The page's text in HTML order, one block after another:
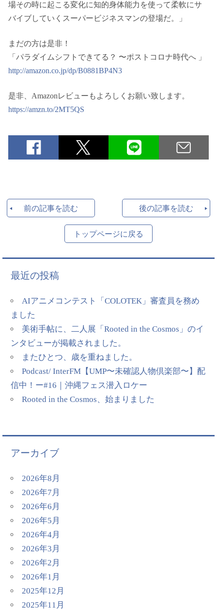
場その時に起こる変化に知的身体能力を使って柔軟にサ
バイブしていくスーパービジネスマンの登場だ。」
まだの方は是非！
「パラダイムシフトできてる？ 〜ポストコロナ時代へ 」
http://amazon.co.jp/dp/B0881BP4N3
是非、Amazonレビューもよろしくお願い致します。
https://amzn.to/2MT5QS
前の記事を読む 後の記事を読む
トップページに戻る
最近の投稿
AIアニメコンテスト「COLOTEK」審査員を務め
ました
美術手帖に、二人展「Rooted in the Cosmos」のイ
ンタビューが掲載されました。
またひとつ、歳を重ねました。
Podcast/ InterFM【UMP〜未確認人物倶楽部〜】配
信中！ー#16｜沖縄フェス潜入ロケー
Rooted in the Cosmos、始まりました
アーカイブ
2026年8月
2026年7月
2026年6月
2026年5月
2026年4月
2026年3月
2026年2月
2026年1月
2025年12月
2025年11月